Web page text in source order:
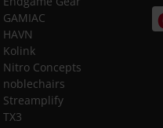
GAMIAC
HAVN
Kolink
Nitro Concepts
noblechairs
Streamplify
TX3